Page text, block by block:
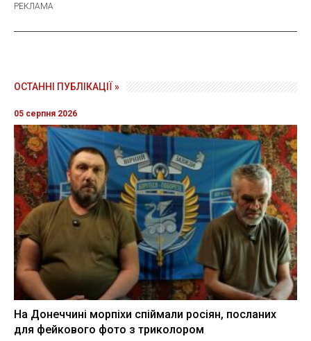
ОСТАННІ ПУБЛІКАЦІЇ »
05 серпня 2026
На Донеччині морпіхи спіймали росіян, посланих
для фейкового фото з триколором